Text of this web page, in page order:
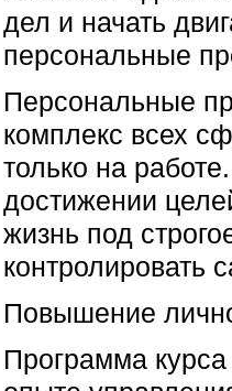
дел и начать
персональные
Персональные
комплекс всех
только на
достижении
жизнь под
контролировать
Повышение
Программа